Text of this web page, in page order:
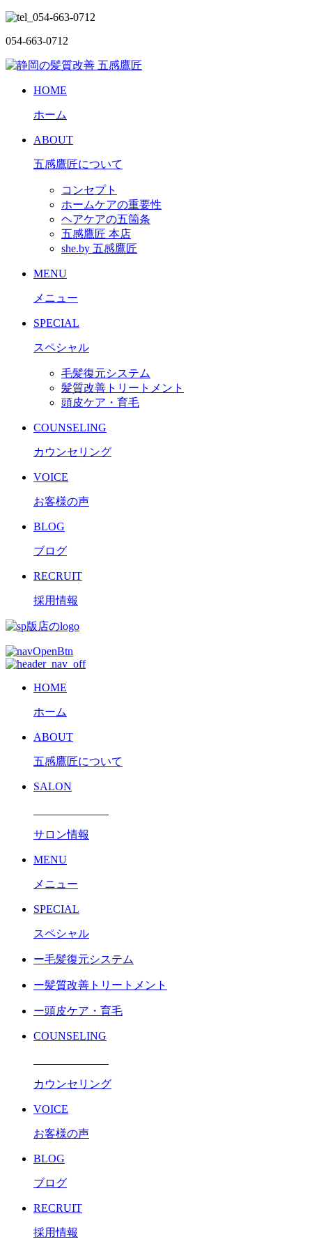
054-663-0712
HOME
ホーム
ABOUT
五感鷹匠について
コンセプト
ホームケアの重要性
ヘアケアの五箇条
五感鷹匠 本店
she.by 五感鷹匠
MENU
メニュー
SPECIAL
スペシャル
毛髪復元システム
髪質改善トリートメント
頭皮ケア・育毛
COUNSELING
カウンセリング
VOICE
お客様の声
BLOG
ブログ
RECRUIT
採用情報
HOME
ホーム
ABOUT
五感鷹匠について
SALON
サロン情報
MENU
メニュー
SPECIAL
スペシャル
ー毛髪復元システム
ー髪質改善トリートメント
ー頭皮ケア・育毛
COUNSELING
カウンセリング
VOICE
お客様の声
BLOG
ブログ
RECRUIT
採用情報